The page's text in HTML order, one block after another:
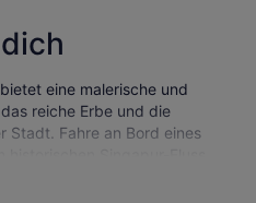
eine malerische und
reiche Erbe und die
Stadt. Fahre an Bord eines
Blick auf